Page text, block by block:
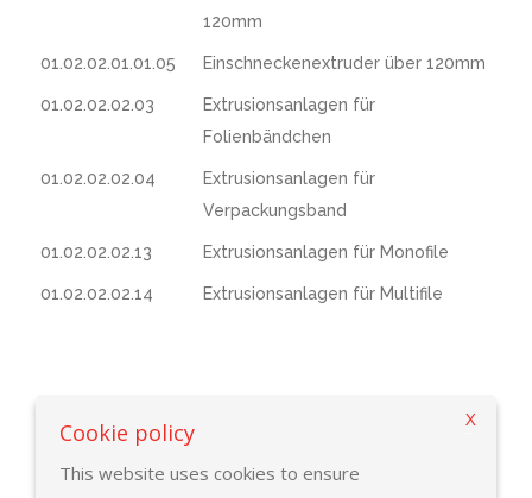
120mm
01.02.02.01.01.05 Einschneckenextruder über 120mm
01.02.02.02.03
Extrusionsanlagen für
Folienbändchen
01.02.02.02.04
Extrusionsanlagen für
Verpackungsband
01.02.02.02.13 Extrusionsanlagen für Monofile
01.02.02.02.14 Extrusionsanlagen für Multifile
Zurück zur Suchekriterien
Cookie policy
This website uses cookies to ensure
X